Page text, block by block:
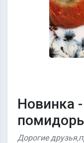
Новинка
Дорогие